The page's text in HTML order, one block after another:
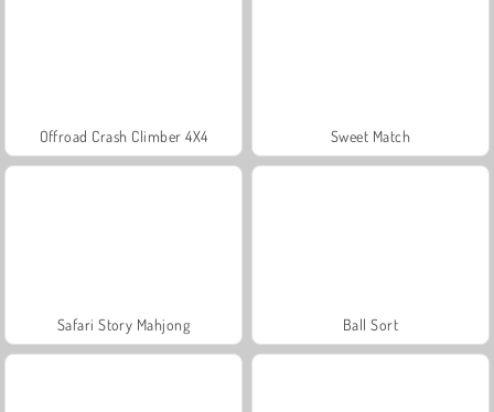
Offroad Crash Climber 4X4 Sweet Match
Safari Story Mahjong Ball Sort